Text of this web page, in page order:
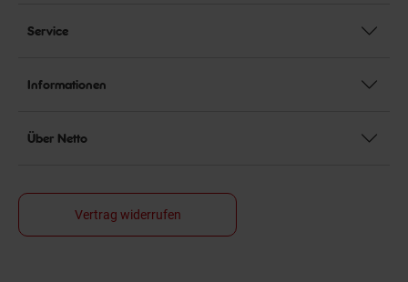
Service
Informationen
Über Netto
Vertrag widerrufen